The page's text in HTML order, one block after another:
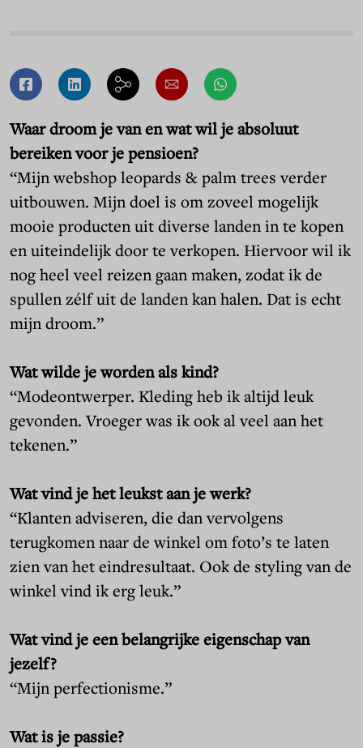
Waar droom je van en wat wil je absoluut
bereiken voor je pensioen?
“Mijn webshop leopards & palm trees verder
uitbouwen. Mijn doel is om zoveel mogelijk
mooie producten uit diverse landen in te kopen
en uiteindelijk door te verkopen. Hiervoor wil ik
nog heel veel reizen gaan maken, zodat ik de
spullen zélf uit de landen kan halen. Dat is echt
mijn droom.”
Wat wilde je worden als kind?
“Modeontwerper. Kleding heb ik altijd leuk
gevonden. Vroeger was ik ook al veel aan het
tekenen.”
Wat vind je het leukst aan je werk?
“Klanten adviseren, die dan vervolgens
terugkomen naar de winkel om foto’s te laten
zien van het eindresultaat. Ook de styling van de
winkel vind ik erg leuk.”
Wat vind je een belangrijke eigenschap van
jezelf?
“Mijn perfectionisme.”
Wat is je passie?